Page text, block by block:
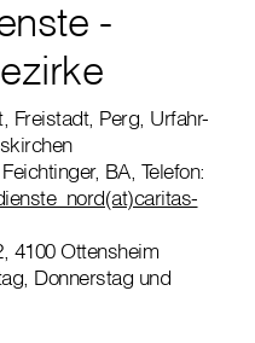
-
Freistadt, Perg, Urfahr-
BA, Telefon:
4100 Ottensheim
Donnerstag und